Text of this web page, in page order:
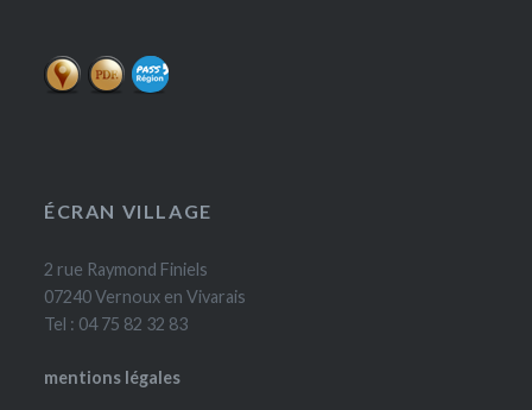
ÉCRAN VILLAGE
2 rue Raymond Finiels
07240 Vernoux en Vivarais
Tel : 04 75 82 32 83
mentions légales